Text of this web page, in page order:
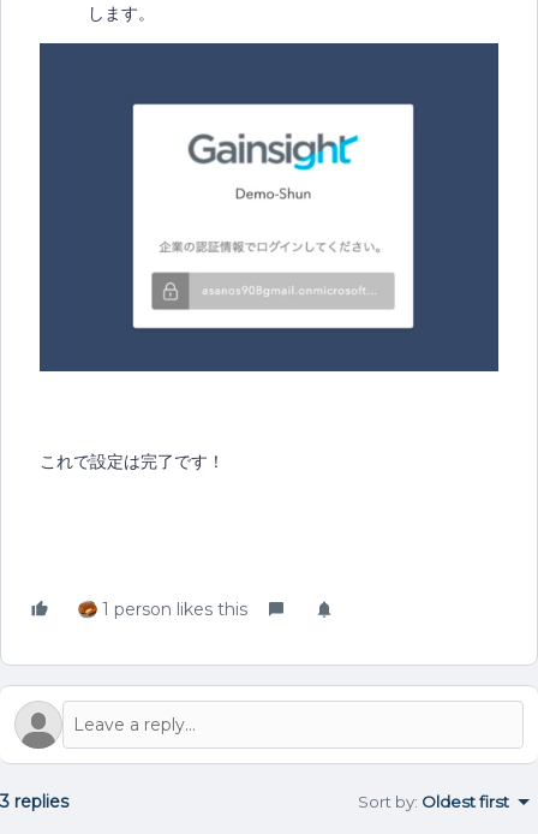
します。
これで設定は完了です！
1 person likes this
3 replies Sort by: Oldest first